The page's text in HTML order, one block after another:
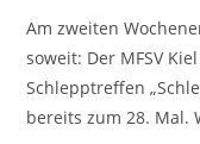
Am zweiten
soweit: Der MFSV
Schlepptreffen
bereits zum 28. Mal.